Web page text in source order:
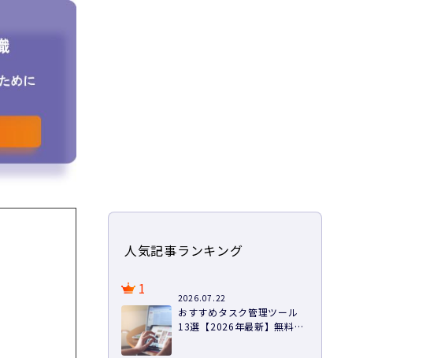
人気記事ランキング
1
2026.07.22
おすすめタスク管理ツール
13選【2026年最新】無料あ